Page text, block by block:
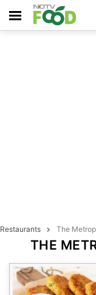
Restaurants The
THE